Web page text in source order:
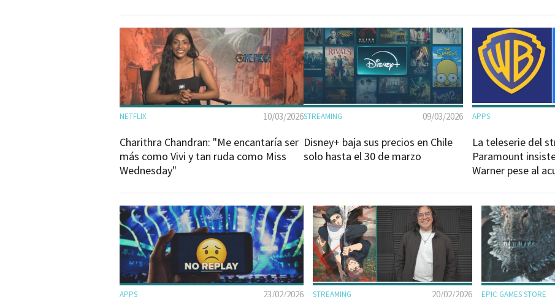
10/03/2026
NETFLIX
Charithra Chandran: "Me encantaría ser
más como Vivi y tan ruda como Miss
Wednesday"
09/03/2026
STREAMING
Disney+ baja sus precios en Chile
solo hasta el 30 de marzo
APPS
La teleserie del
Paramount
Warner pese al
23/02/2026
APPS 20/02/2026
STREAMING EPIC GAMES STORE